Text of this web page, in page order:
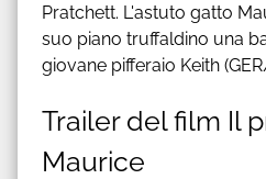
Pratchett. L'astuto gatto
suo piano truffaldino una
giovane pifferaio Keith
Trailer del film Il
Maurice